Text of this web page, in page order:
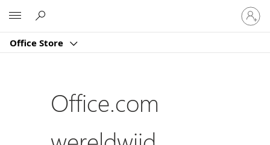
Office Store
Meld
je
aan
je
Office.com